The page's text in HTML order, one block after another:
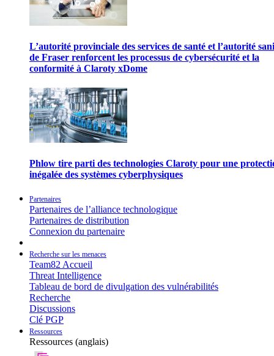
L’autorité provinciale des services de santé et l’autorité
de Fraser renforcent les processus de cybersécurité et la
conformité à Claroty xDome
Phlow tire parti des technologies Claroty pour une
inégalée des systèmes cyberphysiques
Partenaires
Partenaires de l’alliance technologique
Partenaires de distribution
Connexion du partenaire
Recherche sur les menaces
Team82 Accueil
Threat Intelligence
Tableau de bord de divulgation des vulnérabilités
Recherche
Discussions
Clé PGP
Ressources
Ressources (anglais)